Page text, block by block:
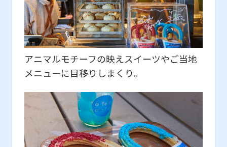
アニマルモチーフの映えスイーツやご当地
メニューに目移りしまくり。